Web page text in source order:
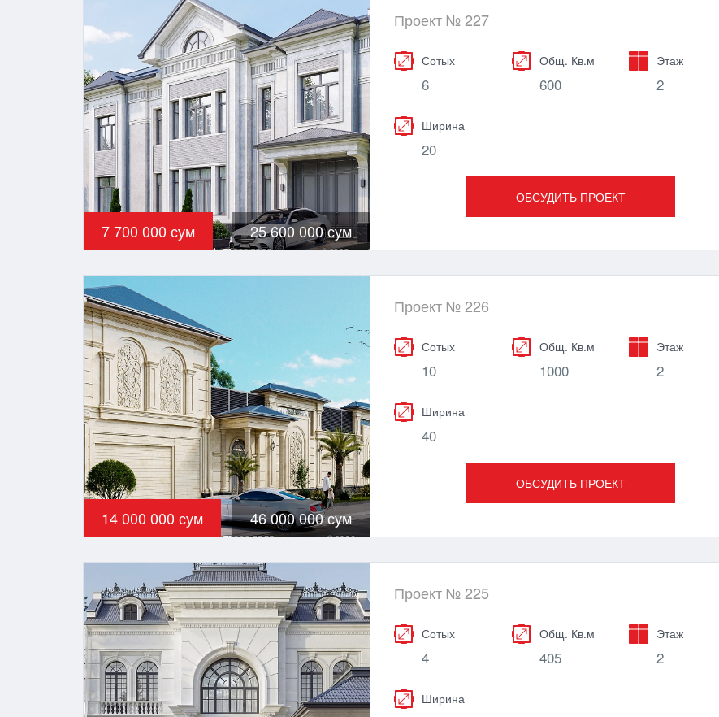
7 700 000 сум 25 600 000 сум
Проект № 227
Сотых
6
Общ. Кв.м
600
Этаж
2
Ширина
20
ОБСУДИТЬ ПРОЕКТ
14 000 000 сум 46 000 000 сум
Проект № 226
Сотых
10
Общ. Кв.м
1000
Этаж
2
Ширина
40
ОБСУДИТЬ ПРОЕКТ
Проект № 225
Сотых
4
Общ. Кв.м
405
Этаж
2
Ширина